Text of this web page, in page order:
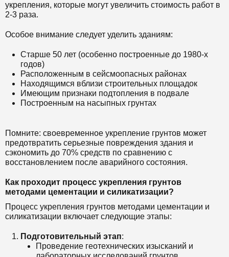
укрепления, которые могут увеличить стоимость работ в
2-3 раза.
Особое внимание следует уделить зданиям:
Старше 50 лет (особенно построенные до 1980-х
годов)
Расположенным в сейсмоопасных районах
Находящимся вблизи строительных площадок
Имеющим признаки подтопления в подвале
Построенным на насыпных грунтах
Помните: своевременное укрепление грунтов может
предотвратить серьезные повреждения здания и
сэкономить до 70% средств по сравнению с
восстановлением после аварийного состояния.
Как проходит процесс укрепления грунтов
методами цементации и силикатизации?
Процесс укрепления грунтов методами цементации и
силикатизации включает следующие этапы:
Подготовительный этап:
Проведение геотехнических изысканий и